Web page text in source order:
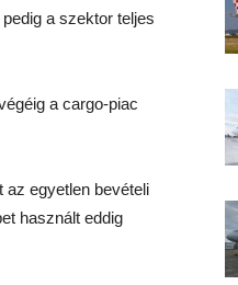
a szektor teljes
a cargo-piac
egyetlen bevételi
használt eddig